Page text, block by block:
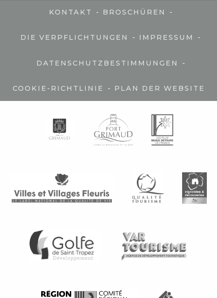
KONTAKT - BROSCHÜREN -
DIE VERPFLICHTUNGEN - IMPRESSUM -
DATENSCHUTZBESTIMMUNGEN -
COOKIE-RICHTLINIE - PLAN DER WEBSITE